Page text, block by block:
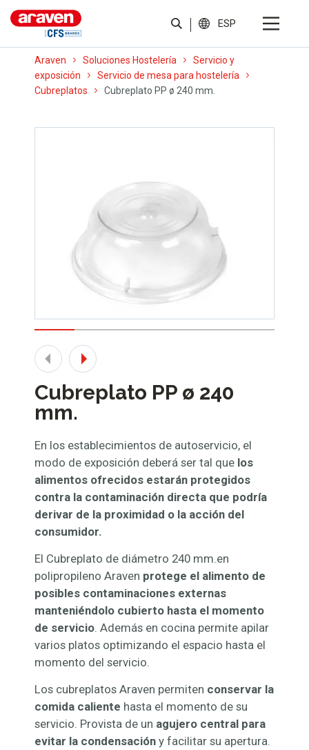
ESP
Araven Soluciones Hostelería
Servicio y
exposición
Servicio de mesa para hostelería
Cubreplatos
Cubreplato PP ø 240 mm.
Cubreplato PP ø 240
mm.
En los establecimientos de autoservicio, el
modo de exposición deberá ser tal que los
alimentos ofrecidos estarán protegidos
contra la contaminación directa que podría
derivar de la proximidad o la acción del
consumidor.
El Cubreplato de diámetro 240 mm.en
polipropileno Araven protege el alimento de
posibles contaminaciones externas
manteniéndolo cubierto hasta el momento
de servicio . Además en cocina permite apilar
varios platos optimizando el espacio hasta el
momento del servicio.
Los cubreplatos Araven permiten conservar la
comida caliente hasta el momento de su
servicio. Provista de un agujero central para
evitar la condensación y facilitar su apertura.